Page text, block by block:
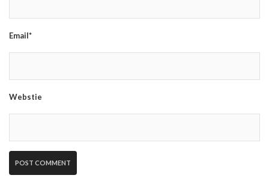
Email*
Webstie